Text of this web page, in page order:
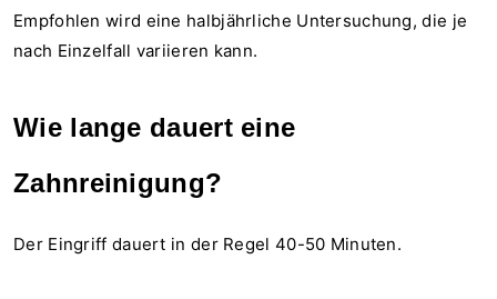
Empfohlen wird eine halbjährliche Untersuchung, die je
nach Einzelfall variieren kann.
Wie lange dauert eine
Zahnreinigung?
Der Eingriff dauert in der Regel 40-50 Minuten.